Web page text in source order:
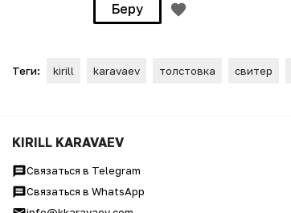
Беру
Теги: kirill karavaev толстовка свитер
KIRILL KARAVAEV
Связаться в Telegram
Связаться в WhatsApp